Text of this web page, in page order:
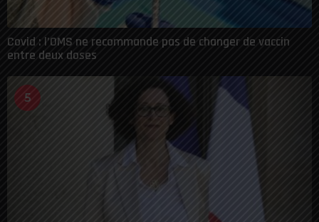
Covid : l’OMS ne recommande pas de changer de vaccin
entre deux doses
5